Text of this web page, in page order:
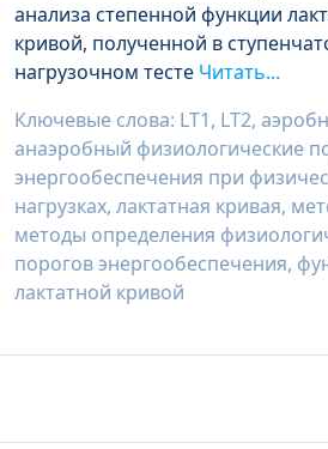
анализа степенной функции
кривой, полученной в
нагрузочном тесте Читать...
Ключевые слова: LT1, LT2,
анаэробный физиологические
энергообеспечения при
нагрузках, лактатная кривая,
методы определения
порогов энергообеспечения,
лактатной кривой